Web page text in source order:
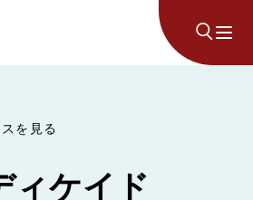
を見る
ィケイド